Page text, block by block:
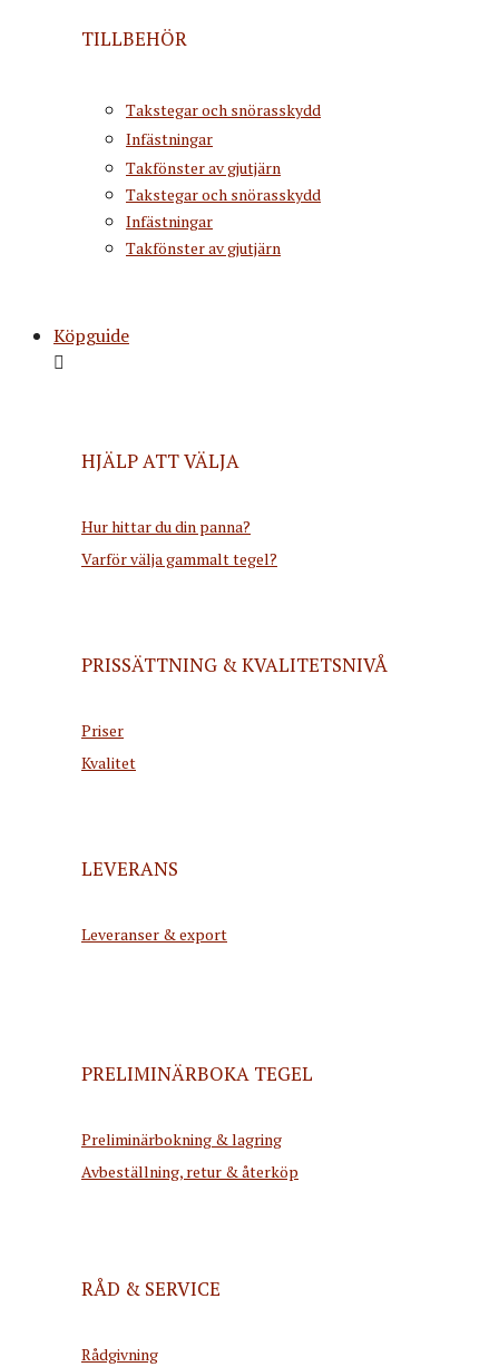
TILLBEHÖR
Takstegar och snörasskydd
Infästningar
Takfönster av gjutjärn
Takstegar och snörasskydd
Infästningar
Takfönster av gjutjärn
Köpguide
HJÄLP ATT VÄLJA
Hur hittar du din panna?
Varför välja gammalt tegel?
PRISSÄTTNING & KVALITETSNIVÅ
Priser
Kvalitet
LEVERANS
Leveranser & export
PRELIMINÄRBOKA TEGEL
Preliminärbokning & lagring
Avbeställning, retur & återköp
RÅD & SERVICE
Rådgivning